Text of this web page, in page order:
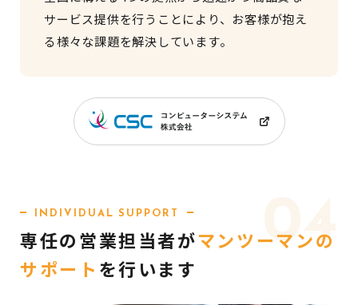
サービス提供を行うことにより、お客様が抱え
る様々な課題を解決しています。
04
INDIVIDUAL SUPPORT
専任の営業担当者がマンツーマンの
サポート を行います